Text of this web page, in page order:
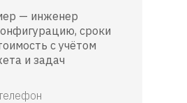
— инженер
сроки
с учётом
и задач